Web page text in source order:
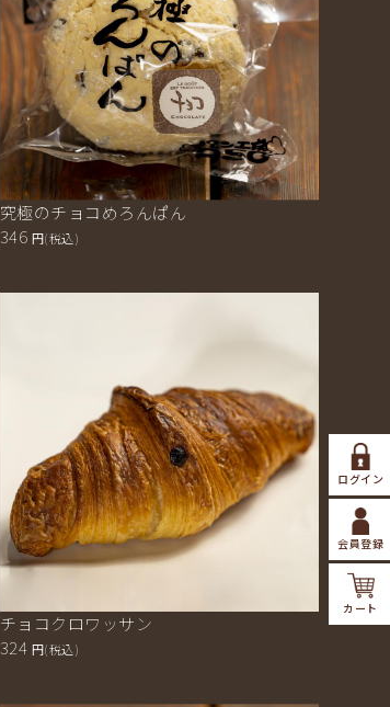
究極のチョコめろんぱん
346 円(税込)
チョコクロワッサン
324 円(税込)
ログイン
会員登録
カート